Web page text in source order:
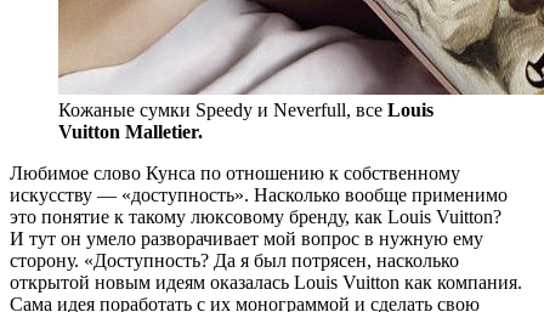
Кожаные сумки Speedy и Neverfull, все Louis
Vuitton Malletier.
Любимое слово Кунса по отношению к собственному
искусству — «доступность». Насколько вообще применимо
это понятие к такому люксовому бренду, как Louis Vuitton?
И тут он умело разворачивает мой вопрос в нужную ему
сторону. «Доступность? Да я был потрясен, насколько
открытой новым идеям оказалась Louis Vuitton как компания.
Сама идея поработать с их монограммой и сделать свою